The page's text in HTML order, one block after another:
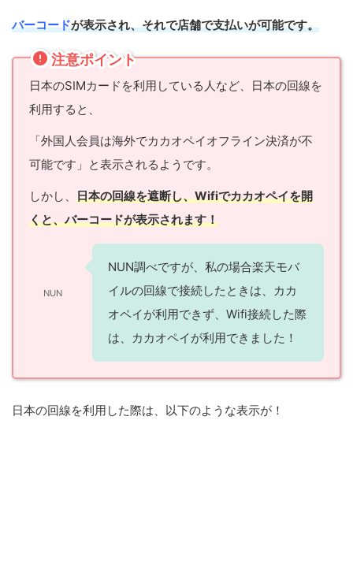
バーコードが表示され、それで店舗で支払いが可能です。
注意ポイント
日本のSIMカードを利用している人など、日本の回線を
利用すると、
「外国人会員は海外でカカオペイオフライン決済が不
可能です」と表示されるようです。
しかし、 日本の回線を遮断し、Wifiでカカオペイを開
くと、バーコードが表示されます！
NUN
NUN調べですが、私の場合楽天モバ
イルの回線で接続したときは、カカ
オペイが利用できず、Wifi接続した際
は、カカオペイが利用できました！
日本の回線を利用した際は、以下のような表示が！